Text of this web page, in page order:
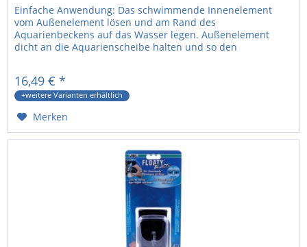
Einfache Anwendung: Das schwimmende Innenelement
vom Außenelement lösen und am Rand des
Aquarienbeckens auf das Wasser legen. Außenelement
dicht an die Aquarienscheibe halten und so den
16,49 € *
+weitere Varianten erhältlich
Merken